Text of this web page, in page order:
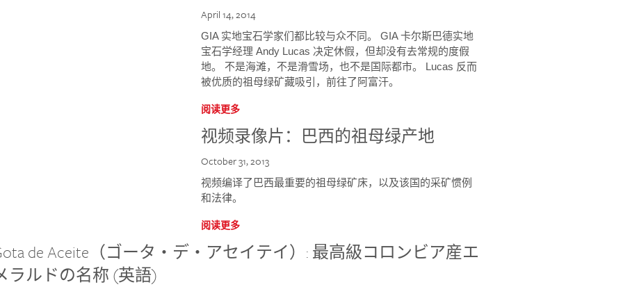
April 14, 2014
GIA 实地宝石学家们都比较与众不同。 GIA 卡尔斯巴德实地
宝石学经理 Andy Lucas 决定休假，但却没有去常规的度假
地。 不是海滩，不是滑雪场，也不是国际都市。 Lucas 反而
被优质的祖母绿矿藏吸引，前往了阿富汗。
阅读更多
视频录像片：巴西的祖母绿产地
October 31, 2013
视频编译了巴西最重要的祖母绿矿床，以及该国的采矿惯例
和法律。
阅读更多
de Aceite（ゴータ・デ・アセイテイ）: 最高級コロンビア産エ
ラルドの名称 (英語)